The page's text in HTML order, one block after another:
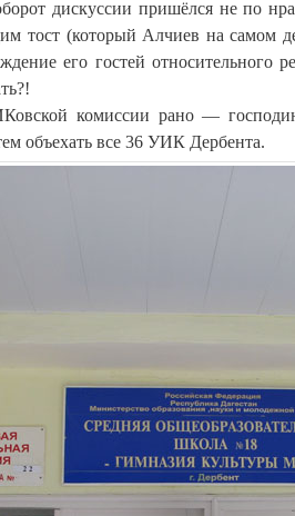
дискуссии пришёлся не по
тост (который Алчиев на самом
его гостей относительного
комиссии рано —
объехать все 36 УИК Дербента.